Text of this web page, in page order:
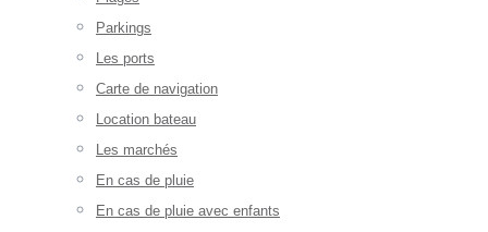
Parkings
Les ports
Carte de navigation
Location bateau
Les marchés
En cas de pluie
En cas de pluie avec enfants